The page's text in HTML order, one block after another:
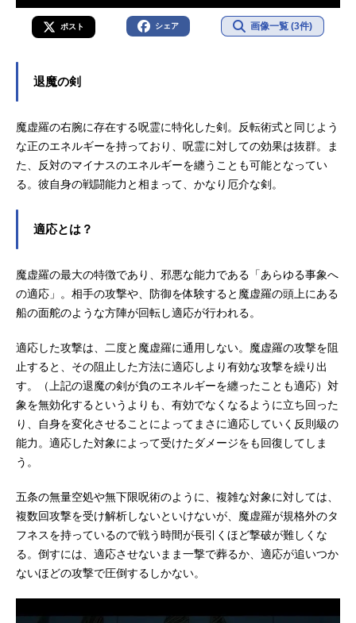
ポスト シェア 画像一覧 (3件)
退魔の剣
魔虚羅の右腕に存在する呪霊に特化した剣。反転術式と同じよう
な正のエネルギーを持っており、呪霊に対しての効果は抜群。ま
た、反対のマイナスのエネルギーを纏うことも可能となってい
る。彼自身の戦闘能力と相まって、かなり厄介な剣。
適応とは？
魔虚羅の最大の特徴であり、邪悪な能力である「あらゆる事象へ
の適応」。相手の攻撃や、防御を体験すると魔虚羅の頭上にある
船の面舵のような方陣が回転し適応が行われる。
適応した攻撃は、二度と魔虚羅に通用しない。魔虚羅の攻撃を阻
止すると、その阻止した方法に適応しより有効な攻撃を繰り出
す。（上記の退魔の剣が負のエネルギーを纏ったことも適応）対
象を無効化するというよりも、有効でなくなるように立ち回った
り、自身を変化させることによってまさに適応していく反則級の
能力。適応した対象によって受けたダメージをも回復してしま
う。
五条の無量空処や無下限呪術のように、複雑な対象に対しては、
複数回攻撃を受け解析しないといけないが、魔虚羅が規格外のタ
フネスを持っているので戦う時間が長引くほど撃破が難しくな
る。倒すには、適応させないまま一撃で葬るか、適応が追いつか
ないほどの攻撃で圧倒するしかない。